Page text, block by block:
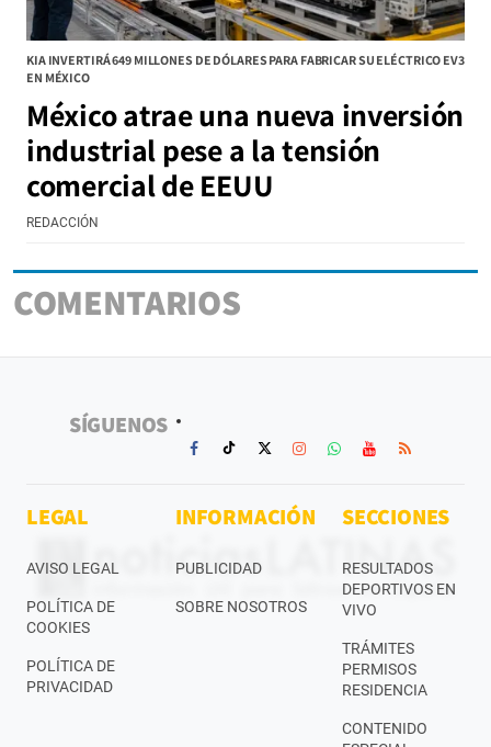
KIA INVERTIRÁ 649 MILLONES DE DÓLARES PARA FABRICAR SU ELÉCTRICO EV3
EN MÉXICO
México atrae una nueva inversión
industrial pese a la tensión
comercial de EEUU
REDACCIÓN
COMENTARIOS
SÍGUENOS
LEGAL
AVISO LEGAL
POLÍTICA DE
COOKIES
POLÍTICA DE
PRIVACIDAD
INFORMACIÓN
PUBLICIDAD
SOBRE NOSOTROS
SECCIONES
RESULTADOS
DEPORTIVOS EN
VIVO
TRÁMITES
PERMISOS
RESIDENCIA
CONTENIDO